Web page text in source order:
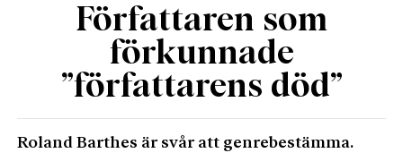
Författaren som
förkunnade
”författarens död”
Roland Barthes är svår att genrebestämma.